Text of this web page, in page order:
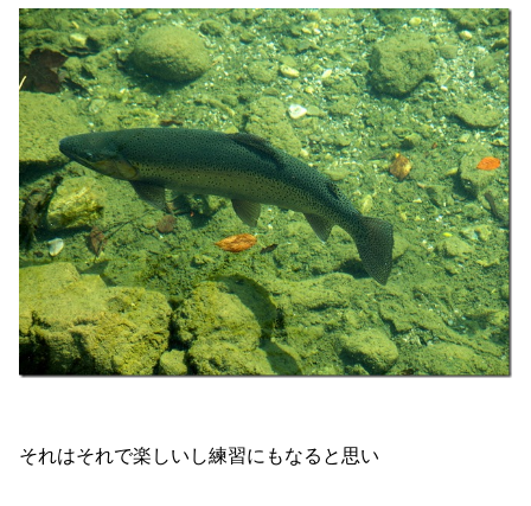
それはそれで楽しいし練習にもなると思い